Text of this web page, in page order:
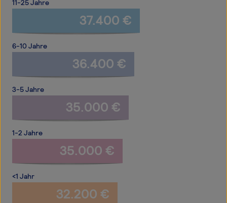
11-25 Jahre
37.400 €
6-10 Jahre
36.400 €
3-5 Jahre
35.000 €
1-2 Jahre
35.000 €
<1 Jahr
32.200 €